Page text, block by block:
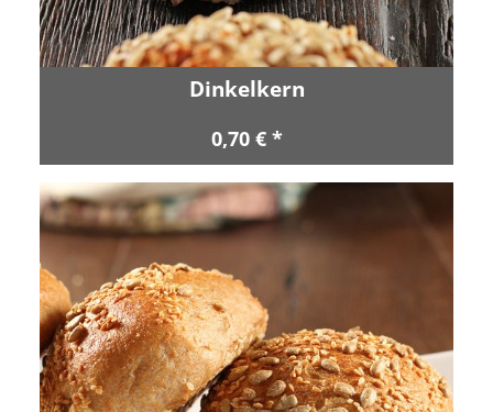
Dinkelkern
0,70 € *